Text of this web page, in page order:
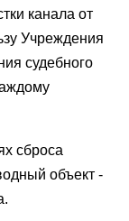
канала от
Учреждения
судебного
сброса
объект -